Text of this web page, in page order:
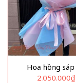
Hoa hồng
2.050.000₫